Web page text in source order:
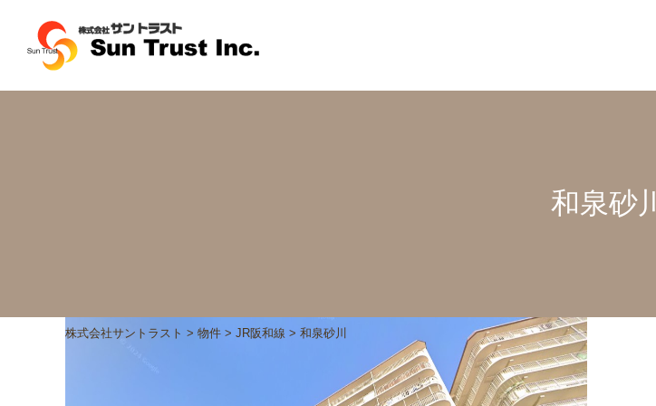
和泉砂川
株式会社サントラスト > 物件 > JR阪和線 > 和泉砂川